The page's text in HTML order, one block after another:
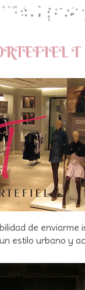
T
de enviarme
estilo urbano y